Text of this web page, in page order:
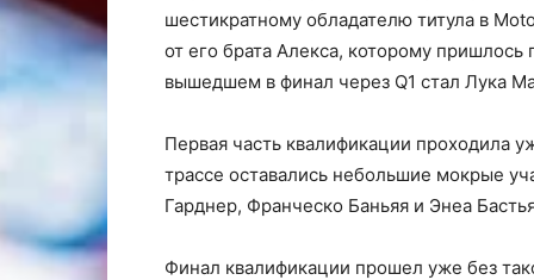
шестикратному обладателю титула в
от его брата Алекса, которому
вышедшем в финал через Q1 стал Лука
Первая часть квалификации проходила
трассе оставались небольшие мокрые
Гарднер, Франческо Баньяя и Энеа
Финал квалификации прошел уже без